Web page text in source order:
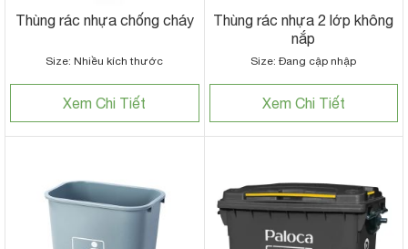
Thùng rác nhựa chống cháy
Size: Nhiều kích thước
Xem Chi Tiết
Thùng rác nhựa 2 lớp không
nắp
Size: Đang cập nhập
Xem Chi Tiết